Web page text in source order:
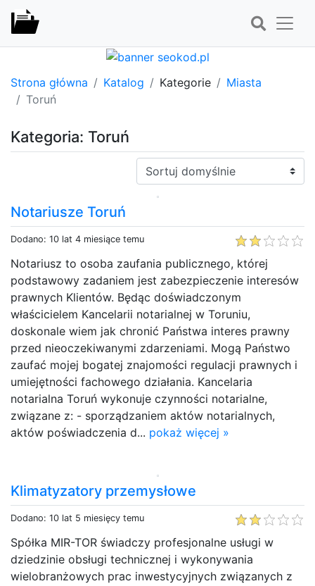
Strona główna Katalog Kategorie
Miasta
Toruń
Kategoria: Toruń
Sortuj:
Notariusze Toruń
Dodano: 10 lat 4 miesiące temu
Notariusz to osoba zaufania publicznego, której
podstawowy zadaniem jest zabezpieczenie interesów
prawnych Klientów. Będąc doświadczonym
właścicielem Kancelarii notarialnej w Toruniu,
doskonale wiem jak chronić Państwa interes prawny
przed nieoczekiwanymi zdarzeniami. Mogą Państwo
zaufać mojej bogatej znajomości regulacji prawnych i
umiejętności fachowego działania. Kancelaria
notarialna Toruń wykonuje czynności notarialne,
związane z: - sporządzaniem aktów notarialnych,
aktów poświadczenia d... pokaż więcej »
Klimatyzatory przemysłowe
Dodano: 10 lat 5 miesięcy temu
Spółka MIR-TOR świadczy profesjonalne usługi w
dziedzinie obsługi technicznej i wykonywania
wielobranżowych prac inwestycyjnych związanych z